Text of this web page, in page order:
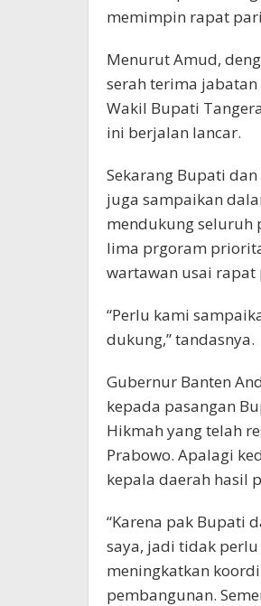
memimpin rapat
Menurut Amud,
serah terima
Wakil Bupati
ini berjalan lancar.
Sekarang Bupati
juga sampaikan
mendukung seluruh
lima prgoram
wartawan usai
“Perlu kami
dukung,” tandasnya.
Gubernur Banten
kepada pasangan
Hikmah yang telah
Prabowo. Apalagi
kepala daerah hasil
“Karena pak Bupati
saya, jadi tidak
meningkatkan
pembangunan.